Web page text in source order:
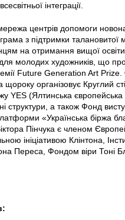
інтеграції.
центрів допомоги
з підтримки талановитої
на отримання вищої
молодих художників, що
Future Generation Art Prize.
організовує Круглий
YES (Ялтинська європейська
структури, а також Фонд
«Українська біржа
Пінчука є членом
ініціативою Клінтона,
Переса, Фондом віри Тоні